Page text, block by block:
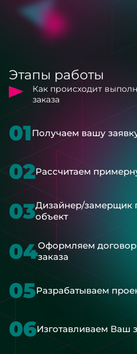
Этапы работы
Как происходит
заказа
01Получаем вашу
02Рассчитаем
03Дизайнер/замерщик
объект
04Оформляем договор
заказа
05Разрабатываем
06Изготавливаем Ваш